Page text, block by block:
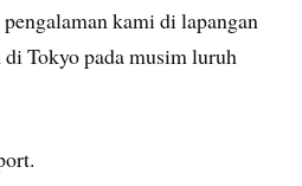
kami di lapangan
Tokyo pada musim luruh